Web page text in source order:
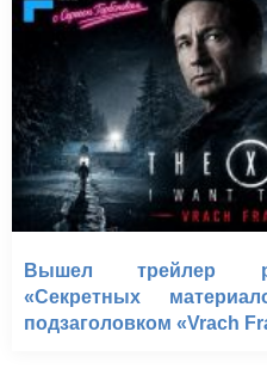
Вышел трейлер
«Секретных
подзаголовком «Vrach